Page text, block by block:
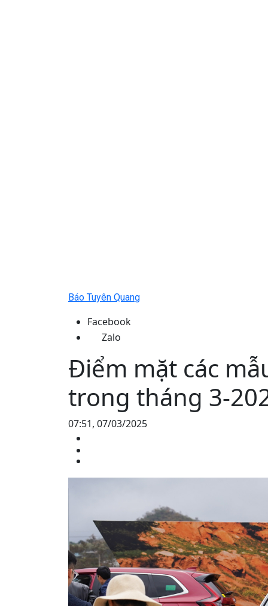
Báo Tuyên Quang
Facebook
Zalo
Điểm mặt các
trong tháng 3-
07:51, 07/03/2025